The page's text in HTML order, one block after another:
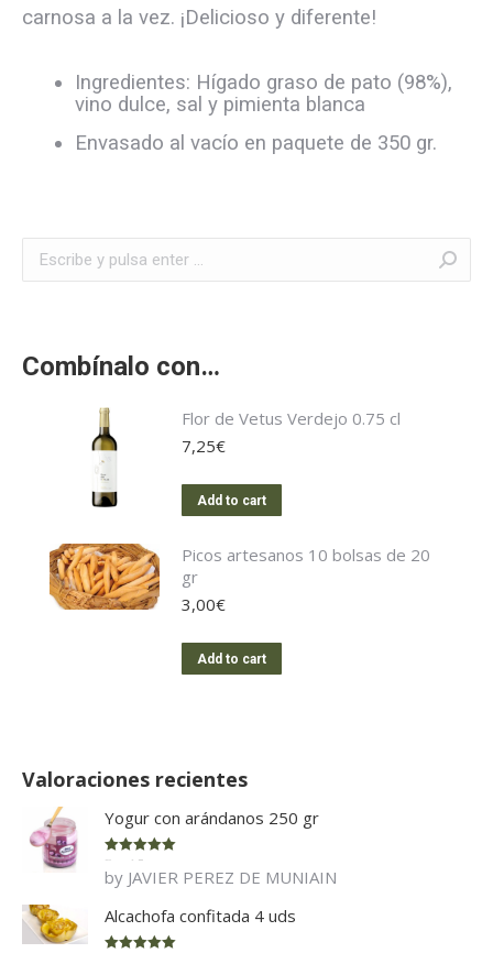
carnosa a la vez. ¡Delicioso y diferente!
Ingredientes: Hígado graso de pato (98%),
vino dulce, sal y pimienta blanca
Envasado al vacío en paquete de 350 gr.
Combínalo con…
Flor de Vetus Verdejo 0.75 cl
7,25€
Add to cart
Picos artesanos 10 bolsas de 20
gr
3,00€
Add to cart
Valoraciones recientes
Yogur con arándanos 250 gr
Rated 5
of 5
by JAVIER PEREZ DE MUNIAIN
Alcachofa confitada 4 uds